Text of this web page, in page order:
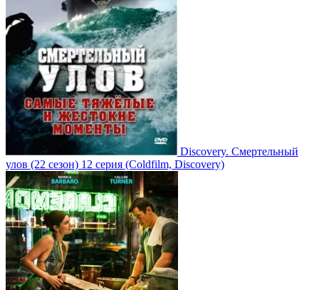
Discovery. Смертельный
улов (22 сезон) 12 серия (Coldfilm, Discovery)